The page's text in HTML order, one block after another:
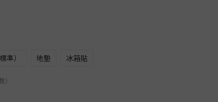
準） 地墊 冰箱貼